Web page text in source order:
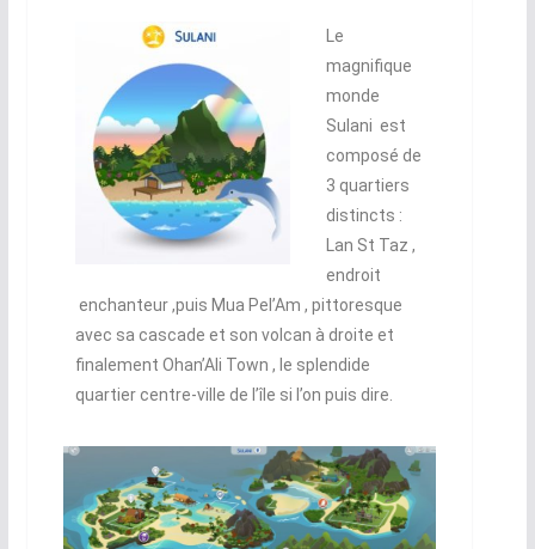
Le
magnifique
monde
Sulani est
composé de
3 quartiers
distincts :
Lan St Taz ,
endroit
enchanteur ,puis Mua Pel’Am , pittoresque
avec sa cascade et son volcan à droite et
finalement Ohan’Ali Town , le splendide
quartier centre-ville de l’île si l’on puis dire.